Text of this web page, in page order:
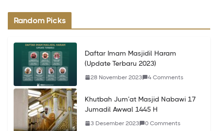
Random Picks
Daftar Imam Masjidil Haram
(Update Terbaru 2023)
28 November 2023 4 Comments
Khutbah Jum’at Masjid Nabawi 17
Jumadil Awwal 1445 H
3 Desember 2023 0 Comments